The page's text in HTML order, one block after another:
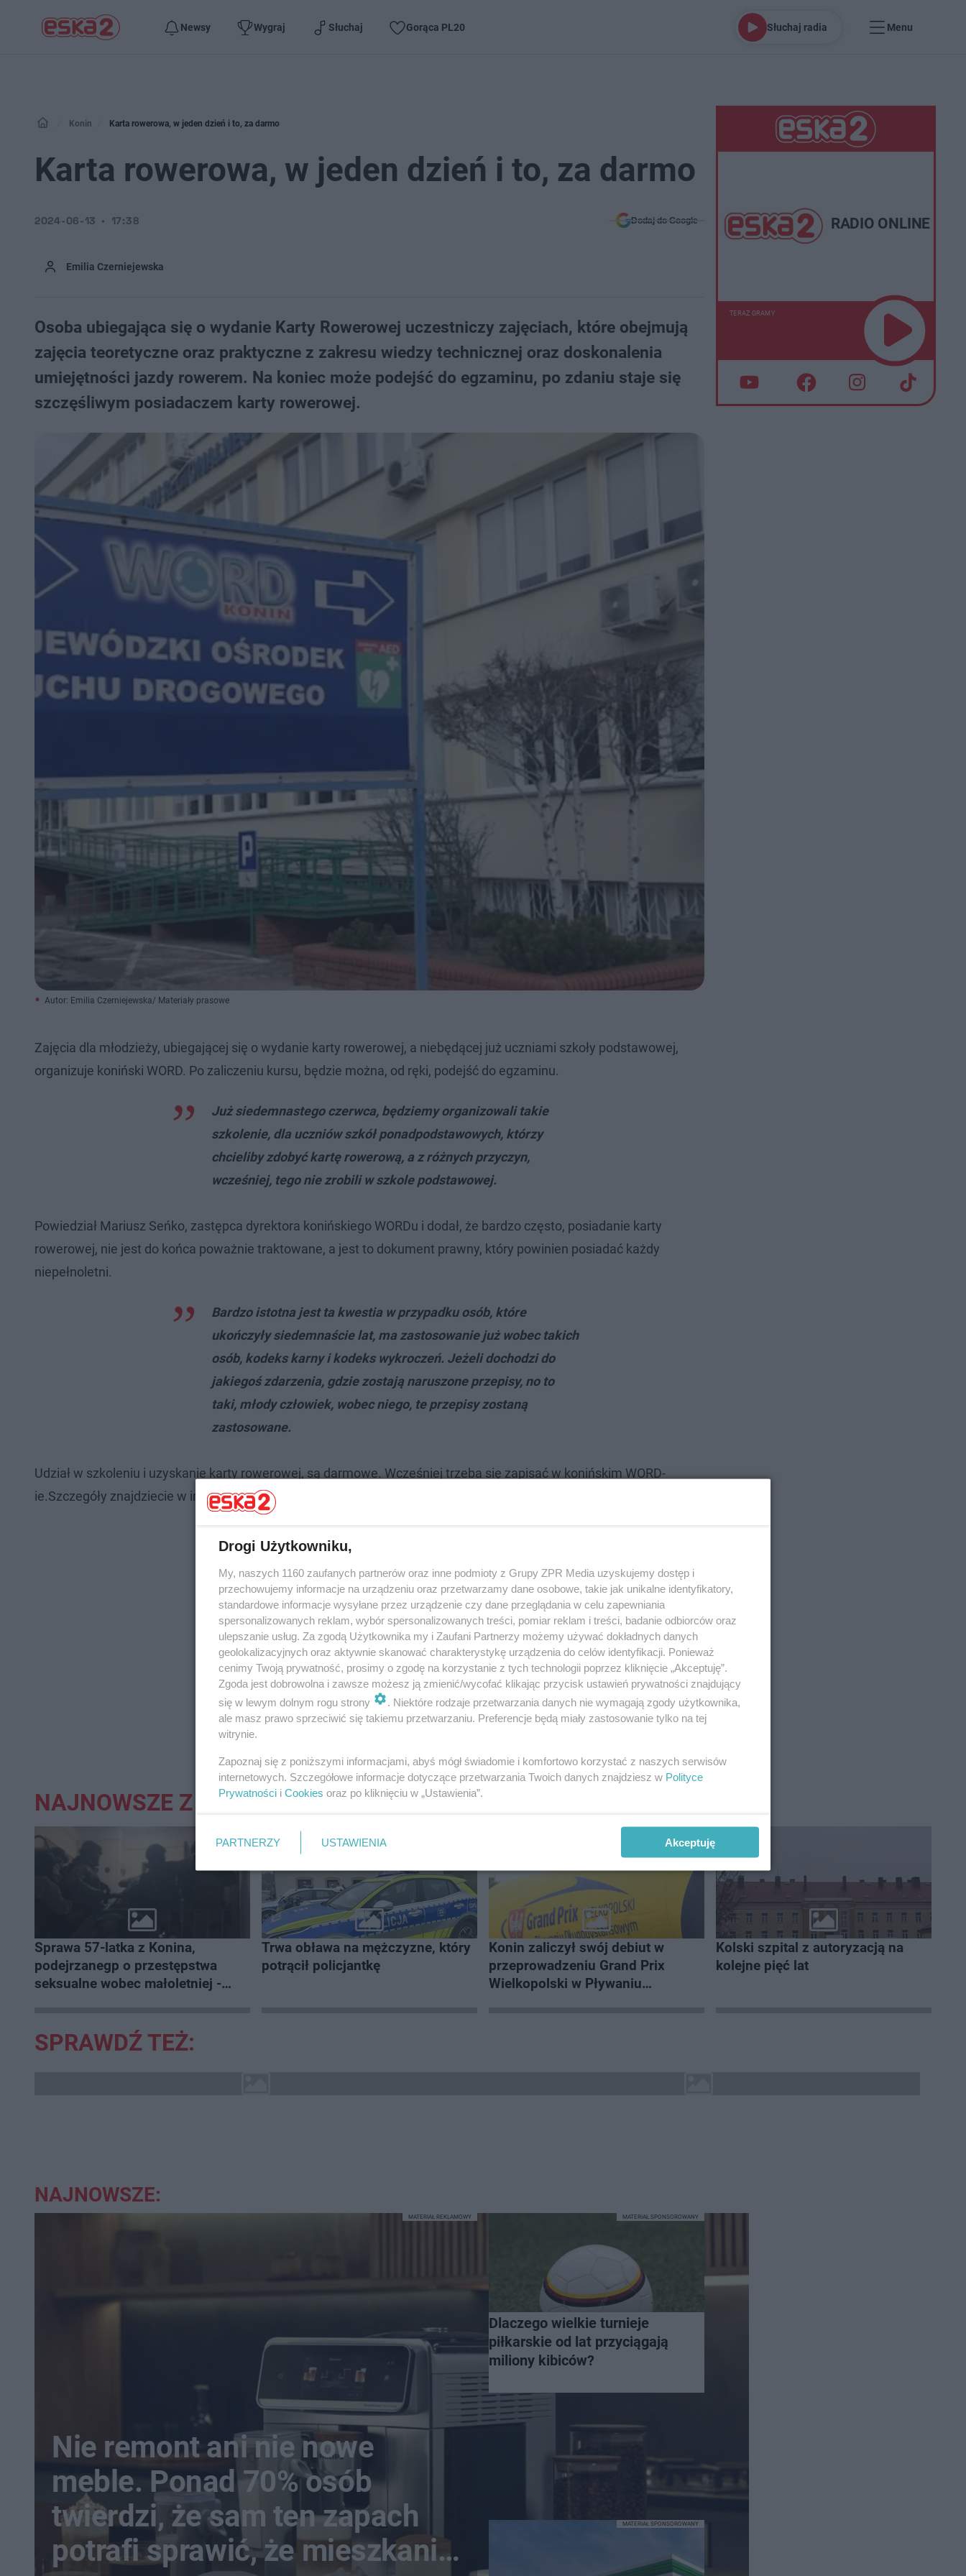
Newsy Wygraj Słuchaj Gorąca PL20 Słuchaj radia Menu
Konin Karta rowerowa, w jeden dzień i to, za darmo
Karta rowerowa, w jeden dzień i to, za darmo
Emilia Czerniejewska
2024-06-13 17:38 Dodaj do Google
Osoba ubiegająca się o wydanie Karty Rowerowej uczestniczy zajęciach, które obejmują
zajęcia teoretyczne oraz praktyczne z zakresu wiedzy technicznej oraz doskonalenia
umiejętności jazdy rowerem. Na koniec może podejść do egzaminu, po zdaniu staje się
szczęśliwym posiadaczem karty rowerowej.
Autor: Emilia Czerniejewska/ Materiały prasowe
Zajęcia dla młodzieży, ubiegającej się o wydanie karty rowerowej, a niebędącej już uczniami szkoły podstawowej,
organizuje koniński WORD. Po zaliczeniu kursu, będzie można, od ręki, podejść do egzaminu.
Już siedemnastego czerwca, będziemy organizowali takie
szkolenie, dla uczniów szkół ponadpodstawowych, którzy
chcieliby zdobyć kartę rowerową, a z różnych przyczyn,
wcześniej, tego nie zrobili w szkole podstawowej.
Powiedział Mariusz Seńko, zastępca dyrektora konińskiego WORDu i dodał, że bardzo często, posiadanie karty
rowerowej, nie jest do końca poważnie traktowane, a jest to dokument prawny, który powinien posiadać każdy
niepełnoletni.
Bardzo istotna jest ta kwestia w przypadku osób, które
ukończyły siedemnaście lat, ma zastosowanie już wobec takich
osób, kodeks karny i kodeks wykroczeń. Jeżeli dochodzi do
jakiegoś zdarzenia, gdzie zostają naruszone przepisy, no to
taki, młody człowiek, wobec niego, te przepisy zostaną
zastosowane.
Udział w szkoleniu i uzyskanie karty rowerowej, są darmowe. Wcześniej trzeba się zapisać w konińskim WORD-
ie.Szczegóły znajdziecie w internecie.
RADIO ONLINE
TERAZ GRAMY
NAJNOWSZE Z DZIAŁU:
Sprawa 57-latka z Konina,
podejrzanegp o przestępstwa
seksualne wobec małoletniej -
Trwa obława na mężczyzne, który
potrącił policjantkę
Konin zaliczył swój debiut w
przeprowadzeniu Grand Prix
Wielkopolski w Pływaniu
Kolski szpital z autoryzacją na
kolejne pięć lat
SPRAWDŹ TEŻ:
NAJNOWSZE:
Nie remont ani nie nowe
meble. Ponad 70% osób
twierdzi, że sam ten zapach
potrafi sprawić, że mieszkanie
MATERIAŁ REKLAMOWY
Dlaczego wielkie turnieje
piłkarskie od lat przyciągają
miliony kibiców?
MATERIAŁ SPONSOROWANY
MATERIAŁ SPONSOROWANY
Drogi Użytkowniku,
My, naszych 1160 zaufanych partnerów oraz inne podmioty z Grupy ZPR Media uzyskujemy dostęp i
przechowujemy informacje na urządzeniu oraz przetwarzamy dane osobowe, takie jak unikalne identyfikatory,
standardowe informacje wysyłane przez urządzenie czy dane przeglądania w celu zapewniania
spersonalizowanych reklam, wybór spersonalizowanych treści, pomiar reklam i treści, badanie odbiorców oraz
ulepszanie usług. Za zgodą Użytkownika my i Zaufani Partnerzy możemy używać dokładnych danych
geolokalizacyjnych oraz aktywnie skanować charakterystykę urządzenia do celów identyfikacji. Ponieważ
cenimy Twoją prywatność, prosimy o zgodę na korzystanie z tych technologii poprzez kliknięcie „Akceptuję”.
Zgoda jest dobrowolna i zawsze możesz ją zmienić/wycofać klikając przycisk ustawień prywatności znajdujący
się w lewym dolnym rogu strony
. Niektóre rodzaje przetwarzania danych nie wymagają zgody użytkownika,
ale masz prawo sprzeciwić się takiemu przetwarzaniu. Preferencje będą miały zastosowanie tylko na tej
witrynie.
Zapoznaj się z poniższymi informacjami, abyś mógł świadomie i komfortowo korzystać z naszych serwisów
internetowych. Szczegółowe informacje dotyczące przetwarzania Twoich danych znajdziesz w Polityce
Prywatności i Cookies oraz po kliknięciu w „Ustawienia”.
PARTNERZY USTAWIENIA Akceptuję